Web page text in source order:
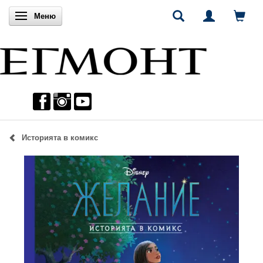
Включи навигацията
Меню
Историята в комикс